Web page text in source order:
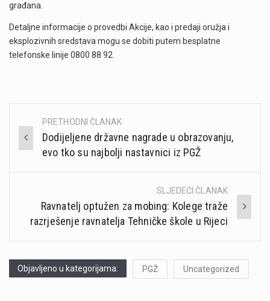
građana.
Detaljne informacije o provedbi Akcije, kao i predaji oružja i
eksplozivnih sredstava mogu se dobiti putem besplatne
telefonske linije 0800 88 92.
Post
navigation
PRETHODNI ČLANAK
Dodijeljene državne nagrade u obrazovanju,
evo tko su najbolji nastavnici iz PGŽ
SLJEDEĆI ČLANAK
Ravnatelj optužen za mobing: Kolege traže
razrješenje ravnatelja Tehničke škole u Rijeci
Objavljeno u kategorijama: PGŽ Uncategorized